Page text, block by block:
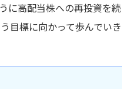
に高配当株への再投資を続
目標に向かって歩んでいき